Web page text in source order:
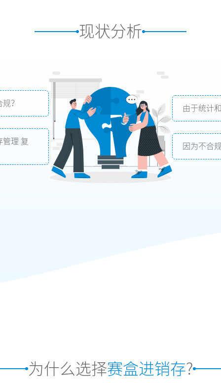
现状分析
？
管理 复
由于统计
因为不合
为什么选择赛盒进销存?